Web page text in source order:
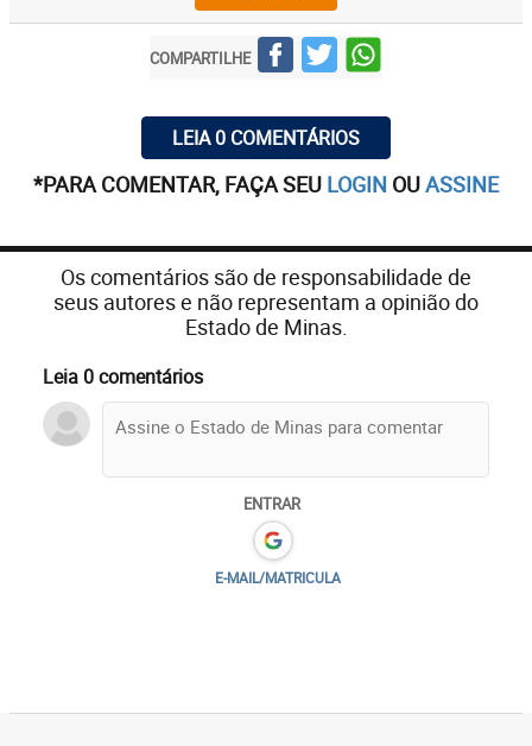
COMPARTILHE
LEIA 0 COMENTÁRIOS
*PARA COMENTAR, FAÇA SEU LOGIN OUASSINE
Os comentários são de responsabilidade de
seus autores e não representam a opinião do
Estado de Minas.
Leia 0 comentários
ENTRAR
E-MAIL/MATRICULA